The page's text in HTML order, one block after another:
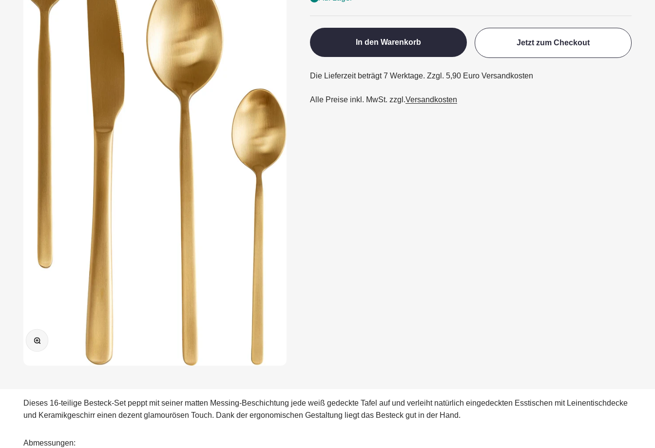
Bild vergrößern
In den Warenkorb Jetzt zum Checkout
Die Lieferzeit beträgt 7 Werktage. Zzgl. 5,90 Euro Versandkosten
Alle Preise inkl. MwSt. zzgl.Versandkosten
Dieses 16-teilige Besteck-Set peppt mit seiner matten Messing-Beschichtung jede weiß gedeckte Tafel auf und verleiht natürlich eingedeckten Esstischen mit Leinentischdecke
und Keramikgeschirr einen dezent glamourösen Touch. Dank der ergonomischen Gestaltung liegt das Besteck gut in der Hand.
Abmessungen: